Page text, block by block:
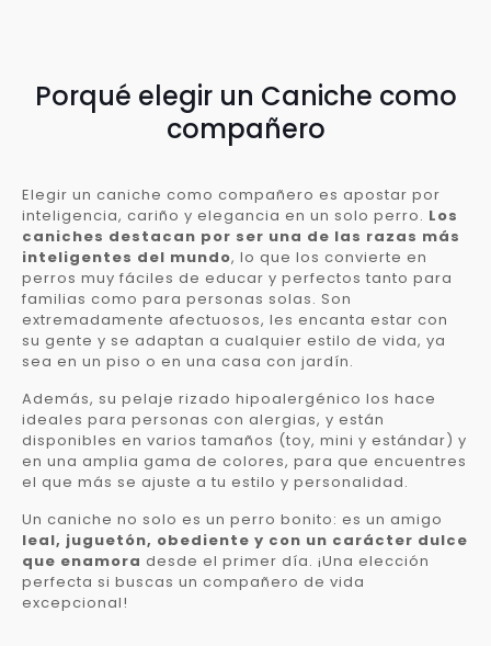
Porqué elegir un Caniche como
compañero
Elegir un caniche como compañero es apostar por
inteligencia, cariño y elegancia en un solo perro. Los
caniches destacan por ser una de las razas más
inteligentes del mundo, lo que los convierte en
perros muy fáciles de educar y perfectos tanto para
familias como para personas solas. Son
extremadamente afectuosos, les encanta estar con
su gente y se adaptan a cualquier estilo de vida, ya
sea en un piso o en una casa con jardín.
Además, su pelaje rizado hipoalergénico los hace
ideales para personas con alergias, y están
disponibles en varios tamaños (toy, mini y estándar) y
en una amplia gama de colores, para que encuentres
el que más se ajuste a tu estilo y personalidad.
Un caniche no solo es un perro bonito: es un amigo
leal, juguetón, obediente y con un carácter dulce
que enamora desde el primer día. ¡Una elección
perfecta si buscas un compañero de vida
excepcional!